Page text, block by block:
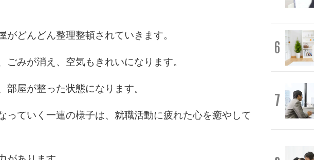
がどんどん整理整頓されていきます。
ごみが消え、空気もきれいになります。
部屋が整った状態になります。
っていく一連の様子は、就職活動に疲れた心を癒やして
6
7